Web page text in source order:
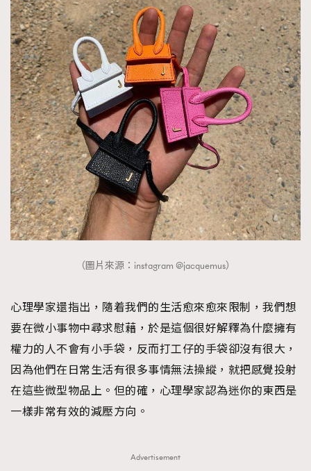
（圖片來源：instagram @jacquemus）
心理學家還指出，隨着我們的生活愈來愈來限制，我們想
要在微小事物中尋求慰藉，於是這個很好解釋為什麼擁有
權力的人不會有小手袋，反而打工仔的手袋卻沒有很大，
因為他們在日常生活有很多事情無法操縱，就把感覺投射
在這些微型物品上。但的確，心理學家認為迷你的東西是
一樣非常有效的減壓方向。
Advertisement